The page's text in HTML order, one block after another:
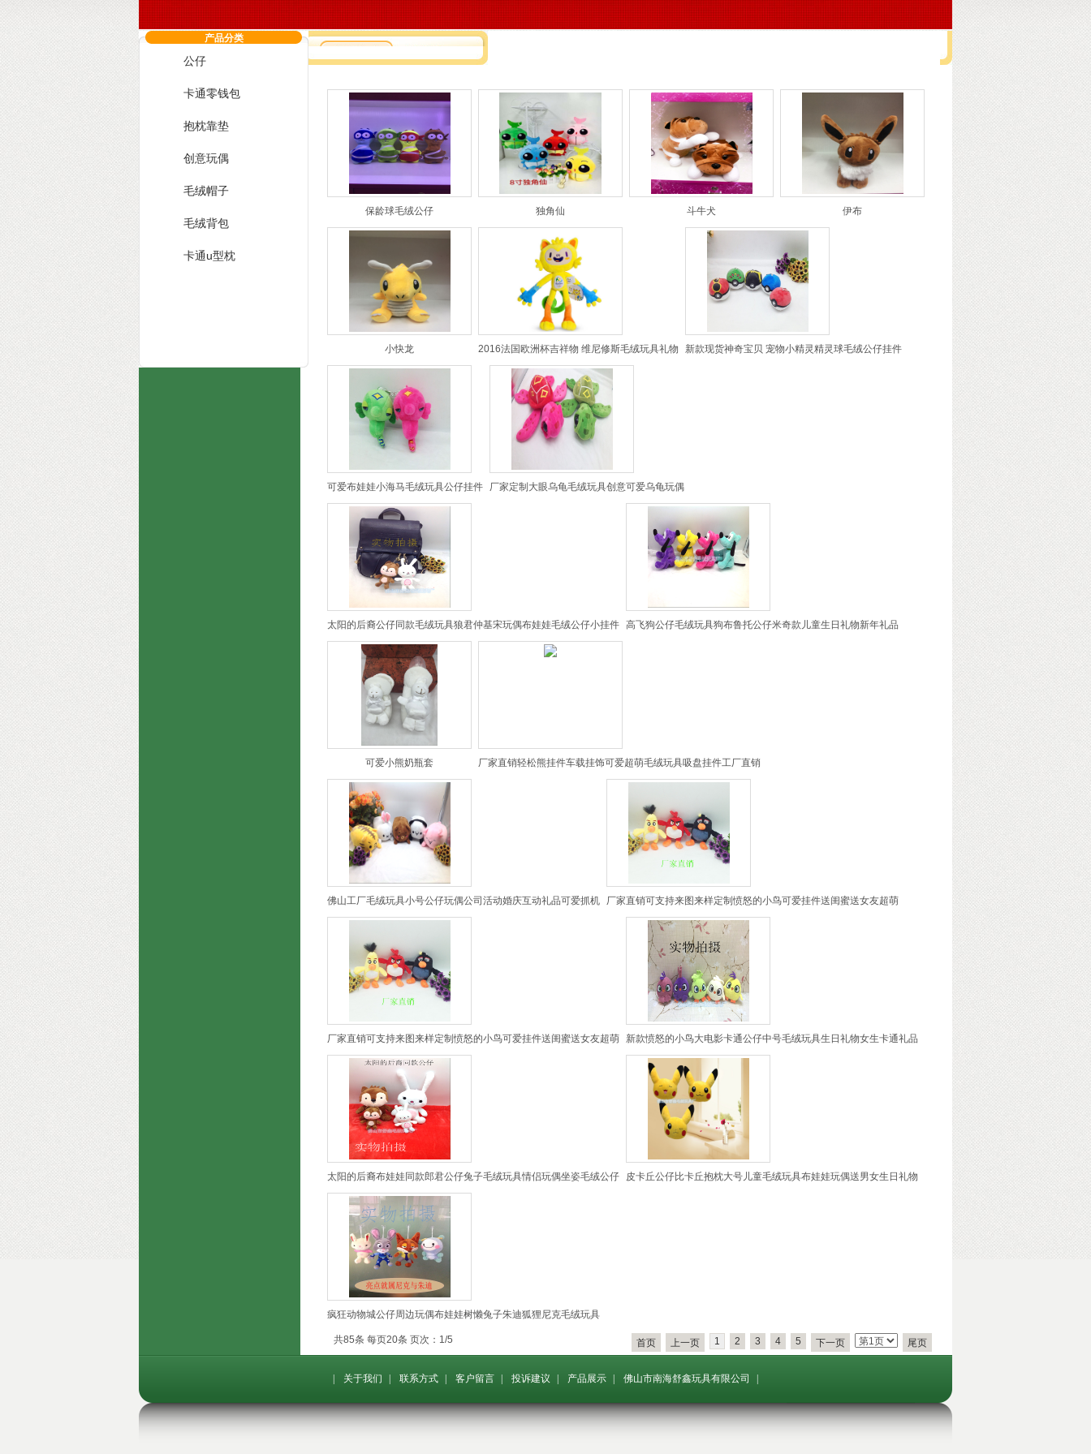
保龄球毛绒公仔 独角仙 斗牛犬 伊布
小快龙 2016法国欧洲杯吉祥物 维尼修斯毛绒玩具礼物 新款现货神奇宝贝 宠物小精灵精灵球毛绒公仔挂件
可爱布娃娃小海马毛绒玩具公仔挂件 厂家定制大眼乌龟毛绒玩具创意可爱乌龟玩偶
太阳的后裔公仔同款毛绒玩具狼君仲基宋玩偶布娃娃毛绒公仔小挂件 高飞狗公仔毛绒玩具狗布鲁托公仔米奇款儿童生日礼物新年礼品
可爱小熊奶瓶套 厂家直销轻松熊挂件车载挂饰可爱超萌毛绒玩具吸盘挂件工厂直销
佛山工厂毛绒玩具小号公仔玩偶公司活动婚庆互动礼品可爱抓机 厂家直销可支持来图来样定制愤怒的小鸟可爱挂件送闺蜜送女友超萌
厂家直销可支持来图来样定制愤怒的小鸟可爱挂件送闺蜜送女友超萌 新款愤怒的小鸟大电影卡通公仔中号毛绒玩具生日礼物女生卡通礼品
太阳的后裔布娃娃同款郎君公仔兔子毛绒玩具情侣玩偶坐姿毛绒公仔 皮卡丘公仔比卡丘抱枕大号儿童毛绒玩具布娃娃玩偶送男女生日礼物
疯狂动物城公仔周边玩偶布娃娃树懒兔子朱迪狐狸尼克毛绒玩具
共85条 每页20条 页次：1/5 首页 上一页 1 2 3 4 5 下一页 尾页
产品分类
公仔
卡通零钱包
抱枕靠垫
创意玩偶
毛绒帽子
毛绒背包
卡通u型枕
关于我们 联系方式 客户留言 投诉建议 产品展示 佛山市南海舒鑫玩具有限公司